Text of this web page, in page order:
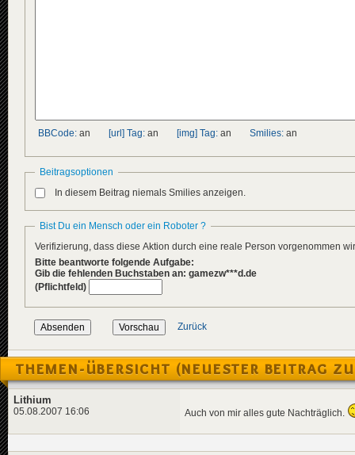
BBCode: an [url] Tag: an [img] Tag: an Smilies: an
Beitragsoptionen
In diesem Beitrag niemals Smilies anzeigen.
Bist Du ein Mensch oder ein Roboter ?
Verifizierung, dass diese Aktion durch eine reale Person vorgenommen
Bitte beantworte folgende Aufgabe:
Gib die fehlenden Buchstaben an: gamezw***d.de
(Pflichtfeld)
Zurück
THEMEN-ÜBERSICHT (NEUESTER BEITRAG
Lithium
05.08.2007 16:06 Auch von mir alles gute Nachträglich.